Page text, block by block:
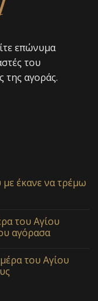
επώνυμα
του
της αγοράς.
με έκανε να τρέμω
του Αγίου
αγόρασα
του Αγίου